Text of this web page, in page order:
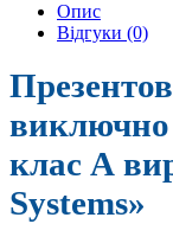
Опис
Відгуки (0)
виключно
клас А
Systems»